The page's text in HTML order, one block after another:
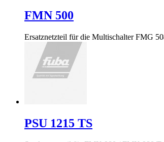
FMN 500
Ersatznetzteil für die Multischalter FMG
PSU 1215 TS